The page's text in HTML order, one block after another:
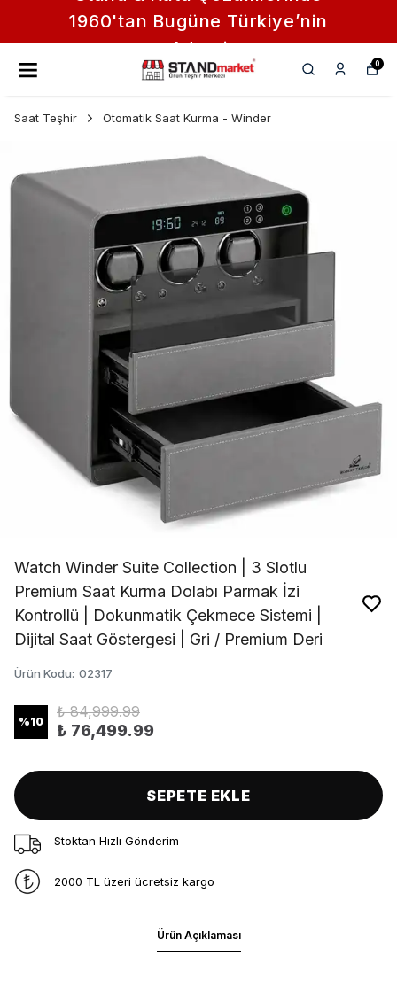
Saat, Takı ve Aksesuar Standları
Tek Adreste
0
Saat Teşhir Otomatik Saat Kurma - Winder
Watch Winder Suite Collection | 3 Slotlu
Premium Saat Kurma Dolabı Parmak İzi
Kontrollü | Dokunmatik Çekmece Sistemi |
Dijital Saat Göstergesi | Gri / Premium Deri
Ürün Kodu: 02317
%10
₺ 84,999.99
₺ 76,499.99
SEPETE EKLE
Stoktan Hızlı Gönderim
2000 TL üzeri ücretsiz kargo
Ürün Açıklaması